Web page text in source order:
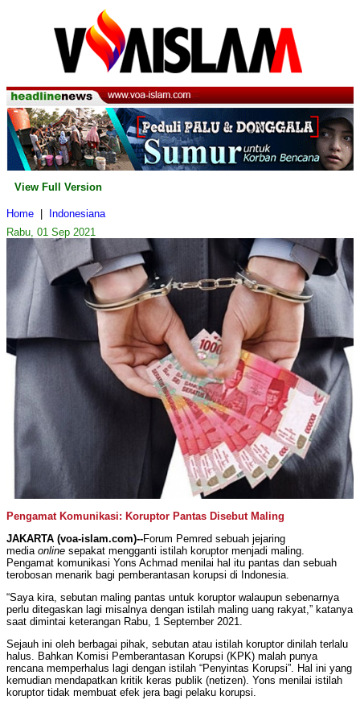
View Full Version
Home
Indonesiana
Rabu, 01 Sep 2021
Pengamat Komunikasi: Koruptor Pantas Disebut Maling
JAKARTA (voa-islam.com)--Forum Pemred sebuah jejaring
mediaonline sepakat mengganti istilah koruptor menjadi maling.
Pengamat komunikasi Yons Achmad menilai hal itu pantas dan sebuah
terobosan menarik bagi pemberantasan korupsi di Indonesia.
“Saya kira, sebutan maling pantas untuk koruptor walaupun sebenarnya
perlu ditegaskan lagi misalnya dengan istilah maling uang rakyat,” katanya
saat dimintai keterangan Rabu, 1 September 2021.
Sejauh ini oleh berbagai pihak, sebutan atau istilah koruptor dinilah terlalu
halus. Bahkan Komisi Pemberantasan Korupsi (KPK) malah punya
rencana memperhalus lagi dengan istilah “Penyintas Korupsi”. Hal ini yang
kemudian mendapatkan kritik keras publik (netizen). Yons menilai istilah
koruptor tidak membuat efek jera bagi pelaku korupsi.